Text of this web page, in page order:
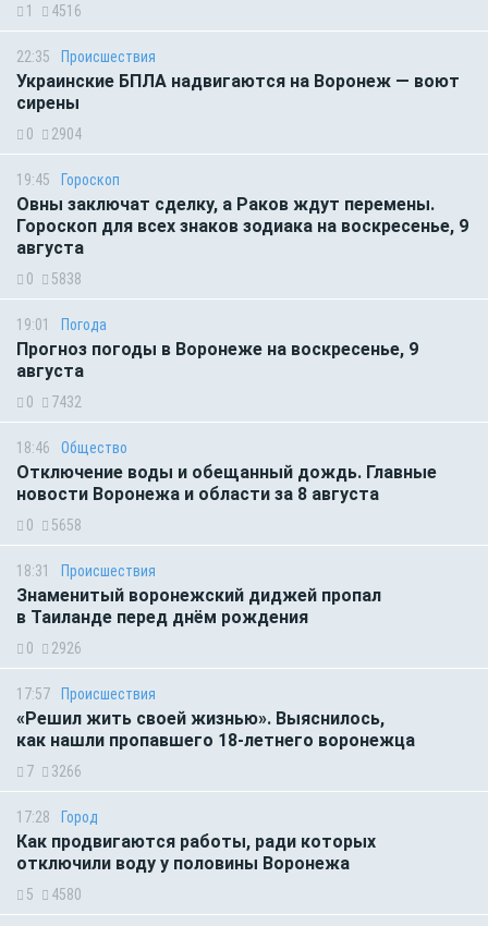
1 4516
22:35 Происшествия
Украинские БПЛА надвигаются на Воронеж — воют
сирены
0 2904
19:45 Гороскоп
Овны заключат сделку, а Раков ждут перемены.
Гороскоп для всех знаков зодиака на воскресенье, 9
августа
0 5838
19:01 Погода
Прогноз погоды в Воронеже на воскресенье, 9
августа
0 7432
18:46 Общество
Отключение воды и обещанный дождь. Главные
новости Воронежа и области за 8 августа
0 5658
18:31 Происшествия
Знаменитый воронежский диджей пропал
в Таиланде перед днём рождения
0 2926
17:57 Происшествия
«Решил жить своей жизнью». Выяснилось,
как нашли пропавшего 18-летнего воронежца
7 3266
17:28 Город
Как продвигаются работы, ради которых
отключили воду у половины Воронежа
5 4580